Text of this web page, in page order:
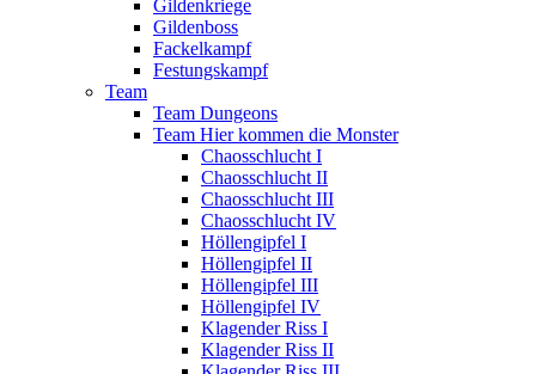
Gildenkriege
Gildenboss
Fackelkampf
Festungskampf
Team
Team Dungeons
Team Hier kommen die Monster
Chaosschlucht I
Chaosschlucht II
Chaosschlucht III
Chaosschlucht IV
Höllengipfel I
Höllengipfel II
Höllengipfel III
Höllengipfel IV
Klagender Riss I
Klagender Riss II